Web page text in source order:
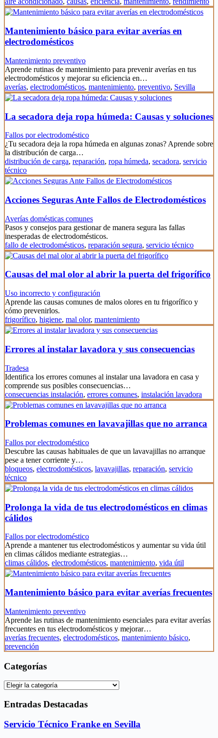
Mantenimiento básico para evitar averías en
electrodomésticos
Mantenimiento preventivo
Aprende rutinas de mantenimiento para prevenir averías en tus
electrodomésticos y mejorar su eficiencia en…
averías, electrodomésticos, mantenimiento, preventivo, Sevilla
La secadora deja ropa húmeda: Causas y soluciones
Fallos por electrodoméstico
¿Tu secadora deja la ropa húmeda en algunas zonas? Aprende sobre
la distribución de carga…
distribución de carga, reparación, ropa húmeda, secadora, servicio
técnico
Acciones Seguras Ante Fallos de Electrodomésticos
Averías domésticas comunes
Pasos y consejos para gestionar de manera segura las fallas
inesperadas de electrodomésticos.
fallo de electrodomésticos, reparación segura, servicio técnico
Causas del mal olor al abrir la puerta del frigorífico
Uso incorrecto y configuración
Aprende las causas comunes de malos olores en tu frigorífico y
cómo prevenirlos.
frigorífico, higiene, mal olor, mantenimiento
Errores al instalar lavadora y sus consecuencias
Tradesa
Identifica los errores comunes al instalar una lavadora en casa y
comprende sus posibles consecuencias…
consecuencias instalación, errores comunes, instalación lavadora
Problemas comunes en lavavajillas que no arranca
Fallos por electrodoméstico
Descubre las causas habituales de que un lavavajillas no arranque
pese a tener corriente y…
bloqueos, electrodomésticos, lavavajillas, reparación, servicio
técnico
Prolonga la vida de tus electrodomésticos en climas
cálidos
Fallos por electrodoméstico
Aprende a mantener tus electrodomésticos y aumentar su vida útil
en climas cálidos mediante estrategias…
climas cálidos, electrodomésticos, mantenimiento, vida útil
Mantenimiento básico para evitar averías frecuentes
Mantenimiento preventivo
Aprende las rutinas de mantenimiento esenciales para evitar averías
frecuentes en tus electrodomésticos y mejorar…
averías frecuentes, electrodomésticos, mantenimiento básico,
prevención
Categorías
Categorías
Entradas Destacadas
Servicio Técnico Franke en Sevilla